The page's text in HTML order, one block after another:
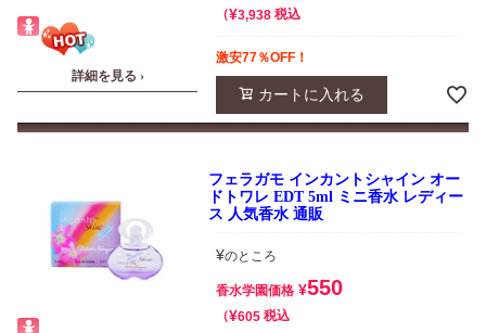
詳細を見る ›
¥3,938 税込
激安77％OFF！
カートに入れる
フェラガモ インカントシャイン オー
ドトワレ EDT 5ml ミニ香水 レディー
ス 人気香水 通販
¥のところ
香水学園価格 ¥550
¥605 税込